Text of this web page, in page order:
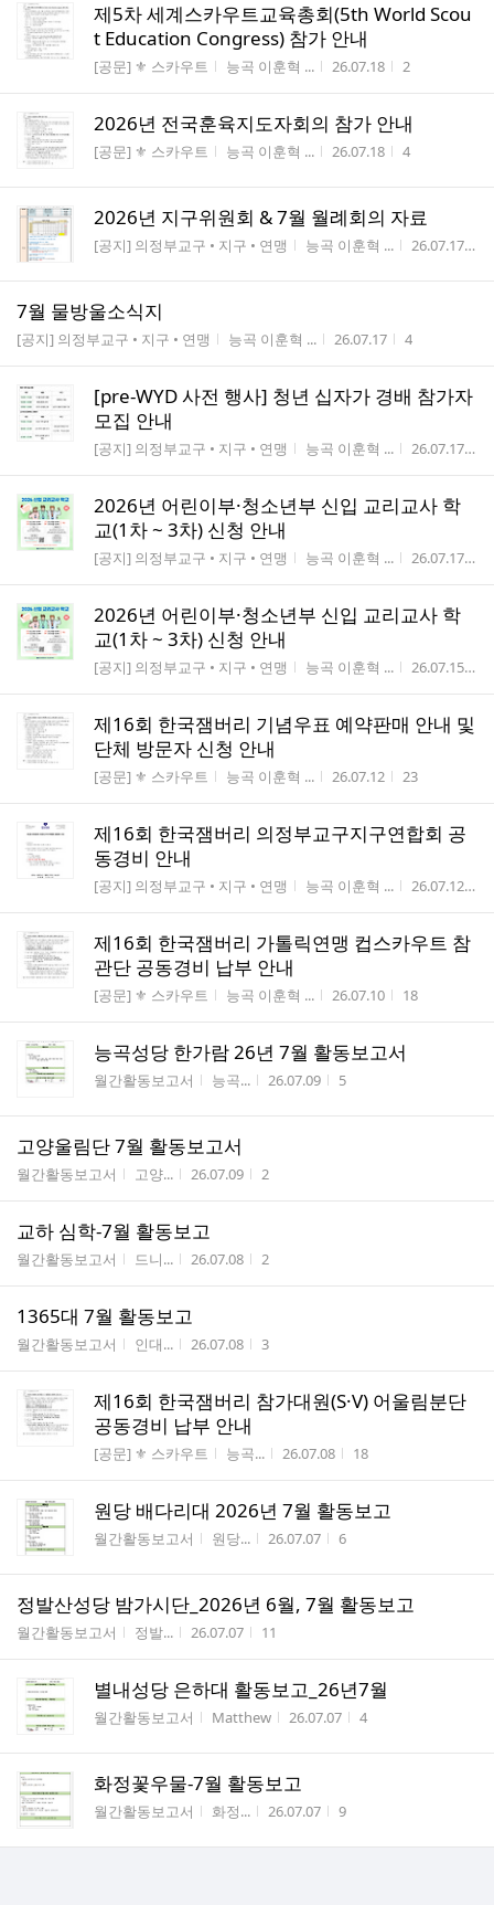
제5차 세계스카우트교육총회(5th World Scou
t Education Congress) 참가 안내
게시판명
[공문] ⚜️ 스카우트 작성자
능곡 이훈혁 ... 작성시간
26.07.18 조회수
2
2026년 전국훈육지도자회의 참가 안내
게시판명
[공문] ⚜️ 스카우트 작성자
능곡 이훈혁 ... 작성시간
26.07.18 조회수
4
2026년 지구위원회 & 7월 월례회의 자료
게시판명
[공지] 의정부교구 • 지구 • 연맹 작성자
능곡 이훈혁 ... 작성시간
26.07.17
7월 물방울소식지
게시판명
[공지] 의정부교구 • 지구 • 연맹 작성자
능곡 이훈혁 ... 작성시간
26.07.17 조회수
4
[pre-WYD 사전 행사] 청년 십자가 경배 참가자
모집 안내
게시판명
[공지] 의정부교구 • 지구 • 연맹 작성자
능곡 이훈혁 ... 작성시간
26.07.17
2026년 어린이부·청소년부 신입 교리교사 학
교(1차 ~ 3차) 신청 안내
게시판명
[공지] 의정부교구 • 지구 • 연맹 작성자
능곡 이훈혁 ... 작성시간
26.07.17
2026년 어린이부·청소년부 신입 교리교사 학
교(1차 ~ 3차) 신청 안내
게시판명
[공지] 의정부교구 • 지구 • 연맹 작성자
능곡 이훈혁 ... 작성시간
26.07.15
제16회 한국잼버리 기념우표 예약판매 안내 및
단체 방문자 신청 안내
게시판명
[공문] ⚜️ 스카우트 작성자
능곡 이훈혁 ... 작성시간
26.07.12 조회수
23
제16회 한국잼버리 의정부교구지구연합회 공
동경비 안내
게시판명
[공지] 의정부교구 • 지구 • 연맹 작성자
능곡 이훈혁 ... 작성시간
26.07.12
제16회 한국잼버리 가톨릭연맹 컵스카우트 참
관단 공동경비 납부 안내
게시판명
[공문] ⚜️ 스카우트 작성자
능곡 이훈혁 ... 작성시간
26.07.10 조회수
18
능곡성당 한가람 26년 7월 활동보고서
게시판명
월간활동보고서 작성자
능곡... 작성시간
26.07.09 조회수
5
고양울림단 7월 활동보고서
게시판명
월간활동보고서 작성자
고양... 작성시간
26.07.09 조회수
2
교하 심학-7월 활동보고
게시판명
월간활동보고서 작성자
드니... 작성시간
26.07.08 조회수
2
1365대 7월 활동보고
게시판명
월간활동보고서 작성자
인대... 작성시간
26.07.08 조회수
3
제16회 한국잼버리 참가대원(S·V) 어울림분단
공동경비 납부 안내
게시판명
[공문] ⚜️ 스카우트 작성자
능곡... 작성시간
26.07.08 조회수
18
원당 배다리대 2026년 7월 활동보고
게시판명
월간활동보고서 작성자
원당... 작성시간
26.07.07 조회수
6
정발산성당 밤가시단_2026년 6월, 7월 활동보고
게시판명
월간활동보고서 작성자
정발... 작성시간
26.07.07 조회수
11
별내성당 은하대 활동보고_26년7월
게시판명
월간활동보고서 작성자
Matthew 작성시간
26.07.07 조회수
4
화정꽃우물-7월 활동보고
게시판명
월간활동보고서 작성자
화정... 작성시간
26.07.07 조회수
9